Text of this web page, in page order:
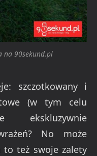
na 90sekund.pl
szczotkowany i
(w tym celu
ekskluzywnie
No może
też swoje zalety